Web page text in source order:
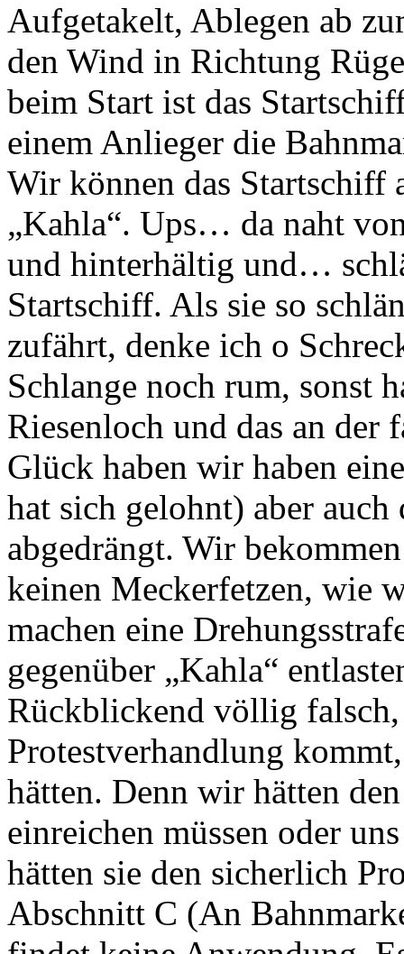
Aufgetakelt, Ablegen ab
den Wind in Richtung
beim Start ist das
einem Anlieger die
Wir können das
„Kahla“. Ups… da naht
und hinterhältig und…
Startschiff. Als sie so
zufährt, denke ich o
Schlange noch rum, sonst
Riesenloch und das an der
Glück haben wir haben
hat sich gelohnt) aber
abgedrängt. Wir
keinen Meckerfetzen, wie
machen eine
gegenüber „Kahla“
Rückblickend völlig
Protestverhandlung
hätten. Denn wir hätten
einreichen müssen oder
hätten sie den sicherlich
Abschnitt C (An